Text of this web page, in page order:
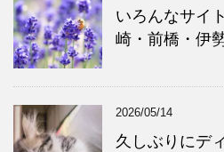
いろんなサイ
崎・前橋・伊
2026/05/14
久しぶりにデ